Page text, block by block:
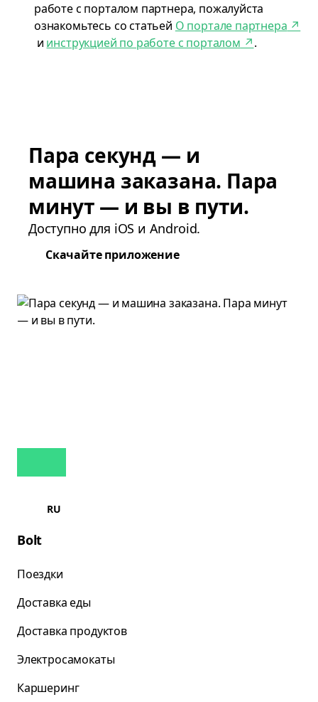
работе с порталом партнера, пожалуйста
ознакомьтесь со статьей О портале партнера ↗
и инструкцией по работе с порталом ↗.
Пара секунд — и
машина заказана. Пара
минут — и вы в пути.
Доступно для iOS и Android.
Скачайте приложение
RU
Bolt
Поездки
Доставка еды
Доставка продуктов
Электросамокаты
Каршеринг